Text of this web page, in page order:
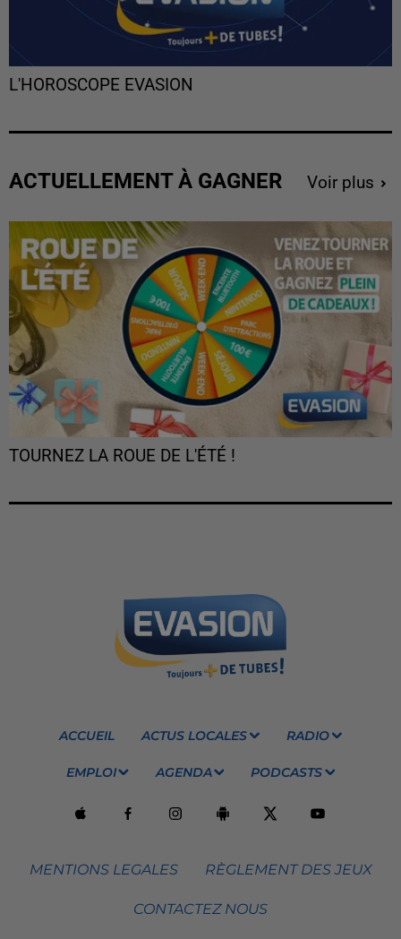
L'HOROSCOPE EVASION
ACTUELLEMENT À GAGNER Voir plus
TOURNEZ LA ROUE DE L'ÉTÉ !
ACCUEIL ACTUS LOCALES RADIO
EMPLOI AGENDA PODCASTS
MENTIONS LEGALES RÈGLEMENT DES JEUX
CONTACTEZ NOUS